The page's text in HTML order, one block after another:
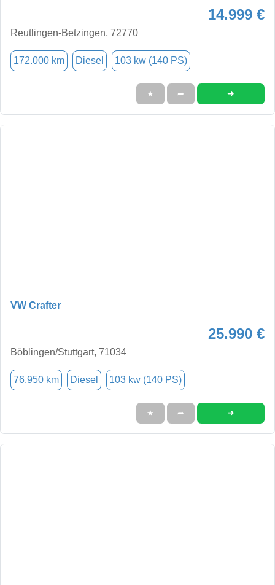
14.999 €
Reutlingen-Betzingen, 72770
172.000 km Diesel 103 kw (140 PS)
★ ➦ ➜
VW Crafter
25.990 €
Böblingen/Stuttgart, 71034
76.950 km Diesel 103 kw (140 PS)
★ ➦ ➜